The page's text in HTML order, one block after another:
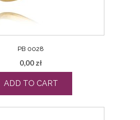
PB 0028
0,00 zł
ADD TO CART